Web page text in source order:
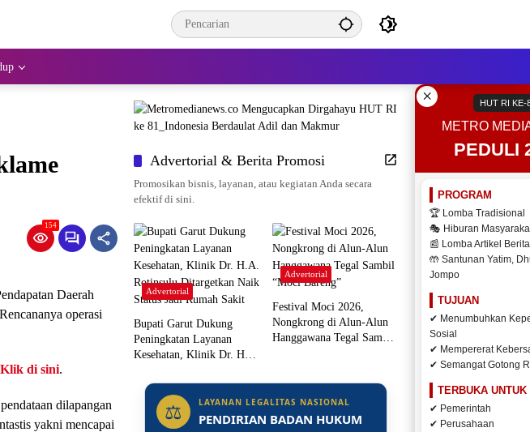
× HUT RI KE-
METRO
PEDULI
PROGRAM
🏆 Lomba Tradisional
🎭 Hiburan
📰 Lomba Artikel Berita
🤲 Santunan Yatim,
Jompo
TUJUAN
✔ Menumbuhkan
Sosial
✔ Mempererat
✔ Semangat Gotong
TERBUKA UNTUK
✔ Pemerintah
✔ Perusahaan
154
Daerah
operasi
Klik di sini.
dilapangan
yakni mencapai
Advertorial & Berita Promosi
Promosikan bisnis, layanan, atau kegiatan Anda secara
efektif di sini.
Advertorial
Bupati Garut Dukung
Peningkatan Layanan
Kesehatan, Klinik Dr. H.A.
Status Jadi Rumah Sakit
Advertorial
Festival Moci 2026,
Nongkrong di Alun-Alun
Hanggawana Tegal Sambil
⚖ LAYANAN LEGALITAS NASIONAL
PENDIRIAN BADAN HUKUM